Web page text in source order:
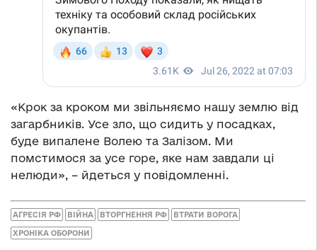
«Крок за кроком ми звільняємо нашу землю від
загарбників. Усе зло, що сидить у посадках,
буде випалене Волею та Залізом. Ми
помстимося за усе горе, яке нам завдали ці
нелюди», – йдеться у повідомленні.
АГРЕСІЯ РФ ВІЙНА ВТОРГНЕННЯ РФ ВТРАТИ ВОРОГА
ХРОНІКА ОБОРОНИ